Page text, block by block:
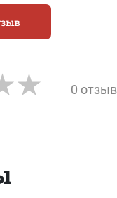
0